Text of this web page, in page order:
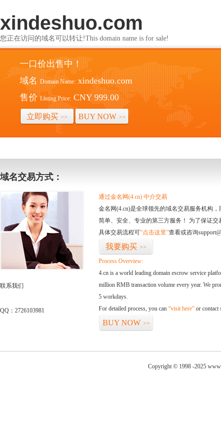
xindeshuo.com
您正在访问的域名可以转让!This domain name is for sale!
一口价出售中！
域名 Domain Name: xindeshuo.com
售价 Listing Price: CNY 999.00
立即购买 >> BUY NOW >>
域名交易方式：
联系我们
QQ：2726103981
通过金名网(4.cn) 中介交易
金名网(4.cn)是全球领先的域名交易服务机构
简单、安全、专业的第三方服务！ 为了保证
具体交易流程可“点击这里”查看或咨询
我要购买 >>
Process Overview:
4.cn is a world leading domain escrow service
million RMB transaction volume every year. We
5 workdays.
For detailed process, you can “visit here” or contact
BUY NOW >>
Copyright © 1998 -2025